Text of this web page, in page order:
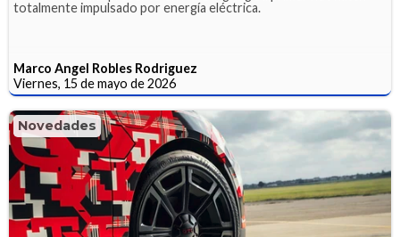
totalmente impulsado por energía eléctrica.
Marco Angel Robles Rodriguez
Viernes, 15 de mayo de 2026
Novedades